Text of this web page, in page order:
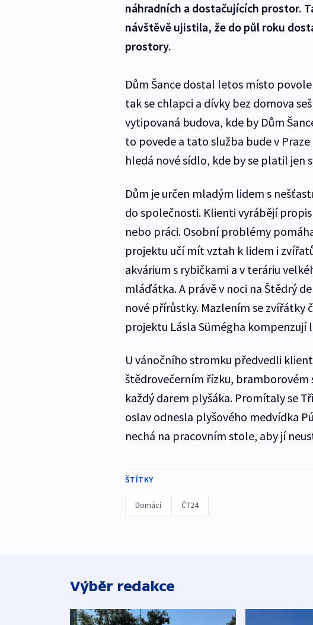
náhradních a dostačujících prostor.
návštěvě ujistila, že do půl roku
prostory.
Dům Šance dostal letos místo
tak se chlapci a dívky bez domova
vytipovaná budova, kde by Dům
to povede a tato služba bude v
hledá nové sídlo, kde by se platil jen
Dům je určen mladým lidem s
do společnosti. Klienti vyrábějí
nebo práci. Osobní problémy
projektu učí mít vztah k lidem i
akvárium s rybičkami a v teráriu
mláďátka. A právě v noci na Štědrý
nové přírůstky. Mazlením se zvířátky
projektu Lásla Sümégha kompenzují
U vánočního stromku předvedli
štědrovečerním řízku, bramborovém
každý darem plyšáka. Promítaly se
oslav odnesla plyšového medvídka
nechá na pracovním stole, aby jí
ŠTÍTKY
Domácí ČT24
Výběr redakce